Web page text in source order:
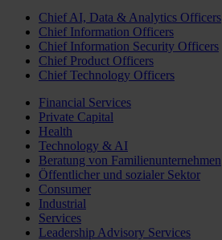
Chief AI, Data & Analytics Officers
Chief Information Officers
Chief Information Security Officers
Chief Product Officers
Chief Technology Officers
Financial Services
Private Capital
Health
Technology & AI
Beratung von Familienunternehmen
Öffentlicher und sozialer Sektor
Consumer
Industrial
Services
Leadership Advisory Services